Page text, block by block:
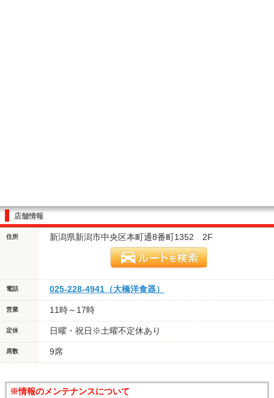
店舗情報
住所 新潟県新潟市中央区本町通8番町1352 2F
電話 025-228-4941（大橋洋食器）
営業 11時～17時
定休 日曜・祝日※土曜不定休あり
席数 9席
※情報のメンテナンスについて